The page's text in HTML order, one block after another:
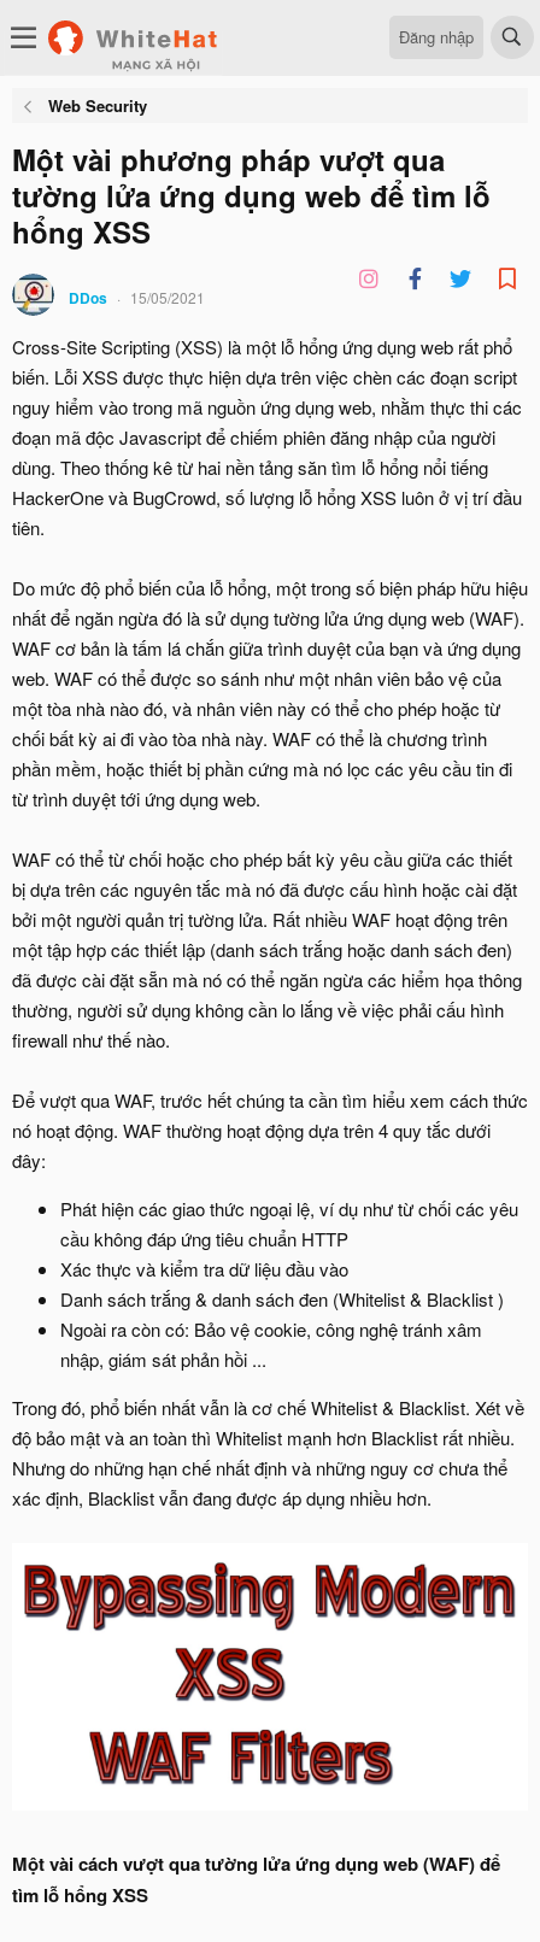
Đăng nhập
Web Security
Một vài phương pháp vượt qua
tường lửa ứng dụng web để tìm lỗ
hổng XSS
DDos 15/05/2021
Cross-Site Scripting (XSS) là một lỗ hổng ứng dụng web rất phổ
biến. Lỗi XSS được thực hiện dựa trên việc chèn các đoạn script
nguy hiểm vào trong mã nguồn ứng dụng web, nhằm thực thi các
đoạn mã độc Javascript để chiếm phiên đăng nhập của người
dùng. Theo thống kê từ hai nền tảng săn tìm lỗ hổng nổi tiếng
HackerOne và BugCrowd, số lượng lỗ hổng XSS luôn ở vị trí đầu
tiên.
Do mức độ phổ biến của lỗ hổng, một trong số biện pháp hữu hiệu
nhất để ngăn ngừa đó là sử dụng tường lửa ứng dụng web (WAF).
WAF cơ bản là tấm lá chắn giữa trình duyệt của bạn và ứng dụng
web. WAF có thể được so sánh như một nhân viên bảo vệ của
một tòa nhà nào đó, và nhân viên này có thể cho phép hoặc từ
chối bất kỳ ai đi vào tòa nhà này. WAF có thể là chương trình
phần mềm, hoặc thiết bị phần cứng mà nó lọc các yêu cầu tin đi
từ trình duyệt tới ứng dụng web.
WAF có thể từ chối hoặc cho phép bất kỳ yêu cầu giữa các thiết
bị dựa trên các nguyên tắc mà nó đã được cấu hình hoặc cài đặt
bởi một người quản trị tường lửa. Rất nhiều WAF hoạt động trên
một tập hợp các thiết lập (danh sách trắng hoặc danh sách đen)
đã được cài đặt sẵn mà nó có thể ngăn ngừa các hiểm họa thông
thường, người sử dụng không cần lo lắng về việc phải cấu hình
firewall như thế nào.
Để vượt qua WAF, trước hết chúng ta cần tìm hiểu xem cách thức
nó hoạt động. WAF thường hoạt động dựa trên 4 quy tắc dưới
đây:
Phát hiện các giao thức ngoại lệ, ví dụ như từ chối các yêu
cầu không đáp ứng tiêu chuẩn HTTP
Xác thực và kiểm tra dữ liệu đầu vào
Danh sách trắng & danh sách đen (Whitelist & Blacklist )
Ngoài ra còn có: Bảo vệ cookie, công nghệ tránh xâm
nhập, giám sát phản hồi ...
Trong đó, phổ biến nhất vẫn là cơ chế Whitelist & Blacklist. Xét về
độ bảo mật và an toàn thì Whitelist mạnh hơn Blacklist rất nhiều.
Nhưng do những hạn chế nhất định và những nguy cơ chưa thể
xác định, Blacklist vẫn đang được áp dụng nhiều hơn.
Một vài cách vượt qua tường lửa ứng dụng web (WAF) để
tìm lỗ hổng XSS